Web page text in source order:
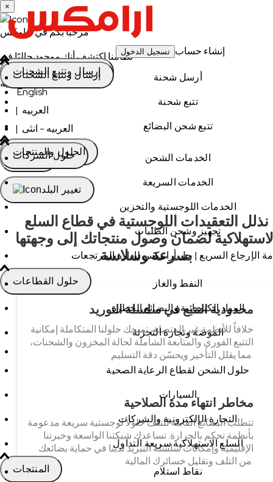
تسجيل الدخول إنشاء حساب
إرسال وتتبع الشحنات
إرسال وتتبع الشحنات
أرسل شحنة
تتبع شحنة
تتبع شحن البضائع
الحلول والمنتجات
حلول الشركات
الخدمات الشحن
الخدمات السريعة
الخدمات اللوجستية والتخزين
تجهيز وشحن الطلبات
الإرجاع السريع | حل أرامكس لإدارة المرتجعات
حلول القطاعات
النفط والغاز
المواد الكيميائية والبضائع الخطرة
الموضة وتجارة التجزئة
حلول الشحن لقطاع الرعاية الصحية
السيارات
التجارة الإلكترونية والشركات
السلع الاستهلاكية سريعة التداول
المنتجات
نقاط استلام
×
مرحبًا بكم في أرامكس
نظامنا اكتشف أنك موجود حاليًا في
الإمارات العربية المتحدة
اللغة الحالية
English
| العربيه
| العربيه - انثى
المتابعة
تغيير البلد
نذلل التعقيدات اللوجستية في قطاع السلع
لضمان وصول منتجاتك إلى وجهتها
بسرعة وسلاسة
محدودية التتبع في سلسلة التوريد
خلافاً للأنظمة غير المتصلة، تمنحك حلولنا المتكاملة إمكانية
التتبع الفوري والمتابعة الشاملة لحالة المخزون والشحنات،
مما يقلل التأخير ويحسّن دقة التسليم.
مخاطر انتهاء مدة الصلاحية
تتطلب البضائع القابلة للتلف حلولاً لوجستية سريعة مدعومة
بأنظمة تحكم بالحرارة. تساعدك شبكتنا الواسعة وخبرتنا
الإقليمية وإمكانات سلسلة التبريد لدينا في حماية بضائعك
من التلف وتقليل خسائرك المالية.